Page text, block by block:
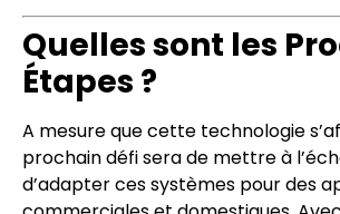
Quelles sont les
Étapes ?
A mesure que cette technologie
prochain défi sera de mettre à
d’adapter ces systèmes pour des